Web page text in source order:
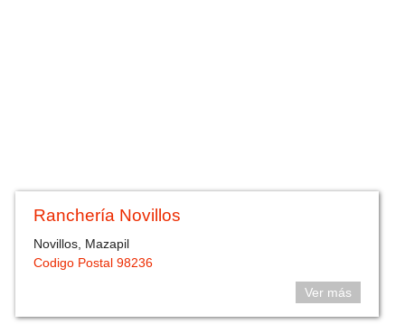
Ranchería Novillos
Novillos, Mazapil
Codigo Postal 98236
Ver más